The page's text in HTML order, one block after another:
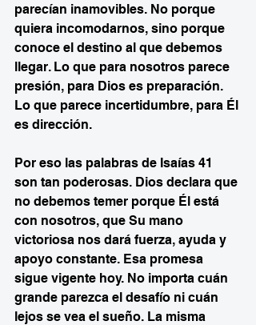
parecían inamovibles. No porque
quiera incomodarnos, sino porque
conoce el destino al que debemos
llegar. Lo que para nosotros parece
presión, para Dios es preparación.
Lo que parece incertidumbre, para Él
es dirección.
Por eso las palabras de Isaías 41
son tan poderosas. Dios declara que
no debemos temer porque Él está
con nosotros, que Su mano
victoriosa nos dará fuerza, ayuda y
apoyo constante. Esa promesa
sigue vigente hoy. No importa cuán
grande parezca el desafío ni cuán
lejos se vea el sueño. La misma